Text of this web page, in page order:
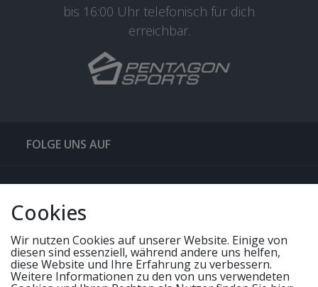
bis 16:00 Uhr telefonisch für dich
erreichbar.
FOLGE UNS AUF
QUICKLINKS & TIPPS
UNSERE ANGEBOTE
Cookies
Wir nutzen Cookies auf unserer Website. Einige von
diesen sind essenziell, während andere uns helfen,
diese Website und Ihre Erfahrung zu verbessern.
Weitere Informationen zu den von uns verwendeten